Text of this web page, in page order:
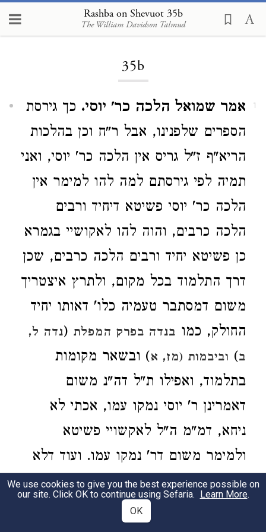
Rashba on Shevuot 35b
The William Davidson Talmud
Loading...
35b
1 אמר שמואל הלכה כר' יוסי. כך גירסת
הספרים שלפנינו, אבל ר"ח וכן בהלכות
הריא"ף ז"ל גריס אין הלכה כר' יוסי, ואני
תמיה לפי גירסתם למה להו למימר אין
הלכה כר' יוסי פשיטא דיחיד ורבים
הלכה כרבים, והוה להו לאקושיי בגמרא
כן פשיטא יחיד ורבים הלכה כרבים, שכן
דרך התלמוד בכל מקום, ולתרץ איצטריך
משום דמסתבר טעמיה כלו' דאותו יחיד
החולק, כמו בנדה בפרק המפלת (נדה ל,
ב) וביבמות (מז, א) ובשאר מקומות
בתלמוד, ואפילו ת"ל דה"נ משום
דאמרינן ר' יוסי נמקו עמו, אכתי לא
ניחא, דמ"מ ה"ל לאקשויי פשיטא
ולמימר משום דר' נמקו עמו. ועוד דלא
אמרו נמקו עמו במקום רבים.
כל שלמה האמור בשיר השירים קדש.
We use cookies to give you the best experience possible on
our site. Click OK to continue using Sefaria. Learn More.
OK